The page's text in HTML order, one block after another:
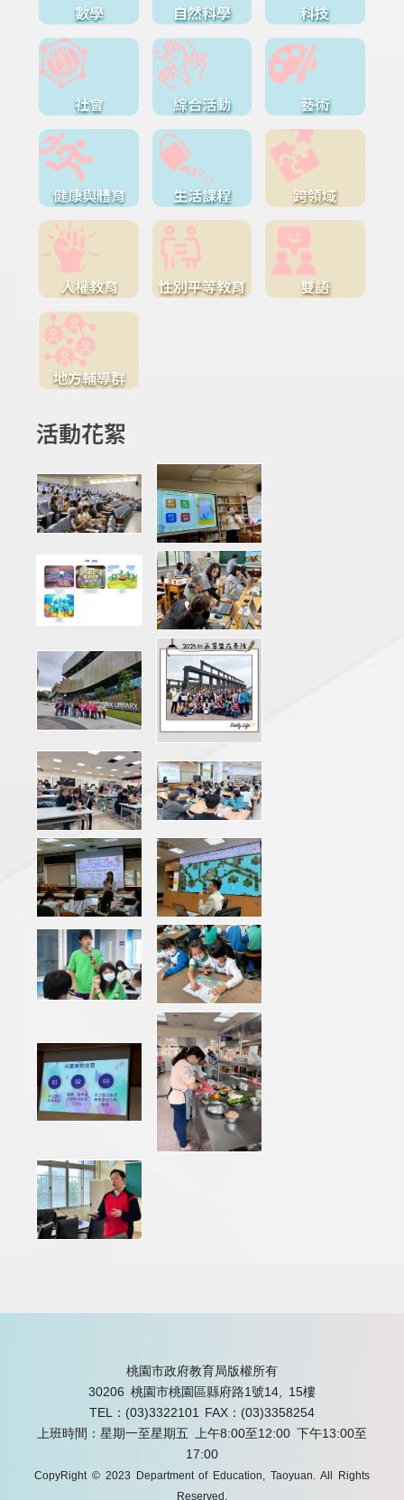
數學 自然科學 科技
社會 綜合活動 藝術
健康與體育 生活課程 跨領域
人權教育 性別平等教育 雙語
地方輔導群
活動花絮
桃園市政府教育局版權所有
30206 桃園市桃園區縣府路1號14, 15樓
TEL：(03)3322101 FAX：(03)3358254
上班時間：星期一至星期五 上午8:00至12:00 下午13:00至
17:00
CopyRight © 2023 Department of Education, Taoyuan. All Rights
Reserved.